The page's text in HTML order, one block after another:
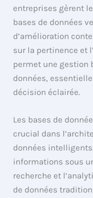
entreprises gèrent
bases de données
d’amélioration
sur la pertinence et
permet une gestion
données,
décision éclairée.
Les bases de
crucial dans
données
informations sous
recherche et
de données